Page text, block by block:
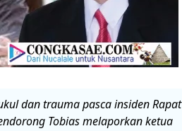
dan trauma pasca insiden Rapat
Tobias melaporkan ketua